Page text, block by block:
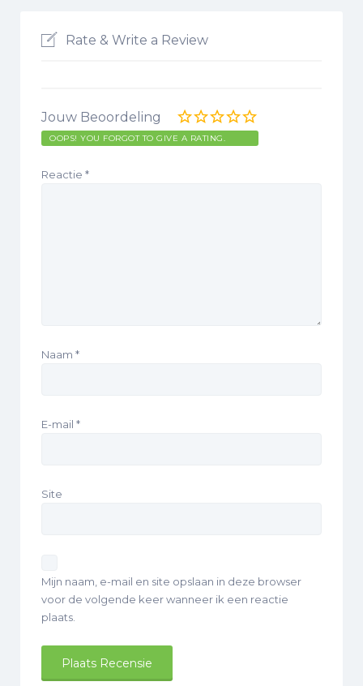
Rate & Write a Review
Jouw Beoordeling
OOPS! YOU FORGOT TO GIVE A RATING.
Reactie *
Naam *
E-mail *
Site
Mijn naam, e-mail en site opslaan in deze browser
voor de volgende keer wanneer ik een reactie
plaats.